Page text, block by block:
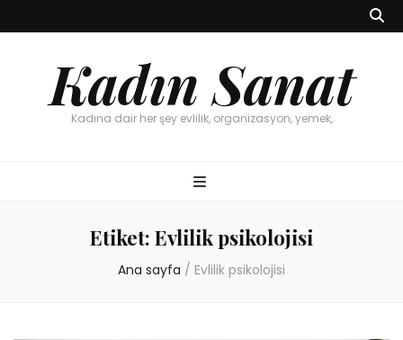
Kadın Sanat
Kadına dair her şey evlilik, organizasyon, yemek,
Etiket: Evlilik psikolojisi
Ana sayfa / Evlilik psikolojisi